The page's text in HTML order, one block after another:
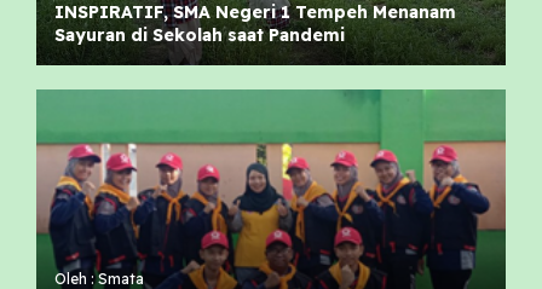
INSPIRATIF, SMA Negeri 1 Tempeh Menanam
Sayuran di Sekolah saat Pandemi
Oleh : Smata